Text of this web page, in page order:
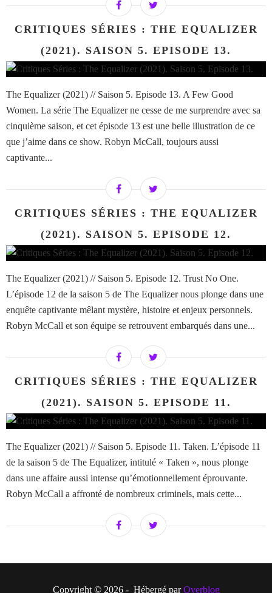
CRITIQUES SÉRIES : THE EQUALIZER
(2021). SAISON 5. EPISODE 13.
The Equalizer (2021) // Saison 5. Episode 13. A Few Good
Women. La série The Equalizer ne cesse de me surprendre avec sa
cinquième saison, et cet épisode 13 est une belle illustration de ce
que j’aime dans ce show. Robyn McCall, toujours aussi
captivante...
CRITIQUES SÉRIES : THE EQUALIZER
(2021). SAISON 5. EPISODE 12.
The Equalizer (2021) // Saison 5. Episode 12. Trust No One.
L’épisode 12 de la saison 5 de The Equalizer nous plonge dans une
enquête captivante mêlant mystère, histoire et enjeux personnels.
Robyn McCall et son équipe se retrouvent embarqués dans une...
CRITIQUES SÉRIES : THE EQUALIZER
(2021). SAISON 5. EPISODE 11.
The Equalizer (2021) // Saison 5. Episode 11. Taken. L’épisode 11
de la saison 5 de The Equalizer, intitulé « Taken », nous plonge
dans une affaire aussi intense qu’émotionnellement éprouvante.
Robyn McCall a affronté de nombreux criminels, mais cette...
Copyright © 2026 - Hébergé parOverblog